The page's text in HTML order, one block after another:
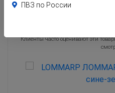
Клиенты часто оценивают эти
ПВЗ по России